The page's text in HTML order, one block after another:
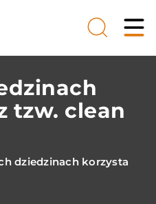
tzw. clean
dziedzinach korzysta